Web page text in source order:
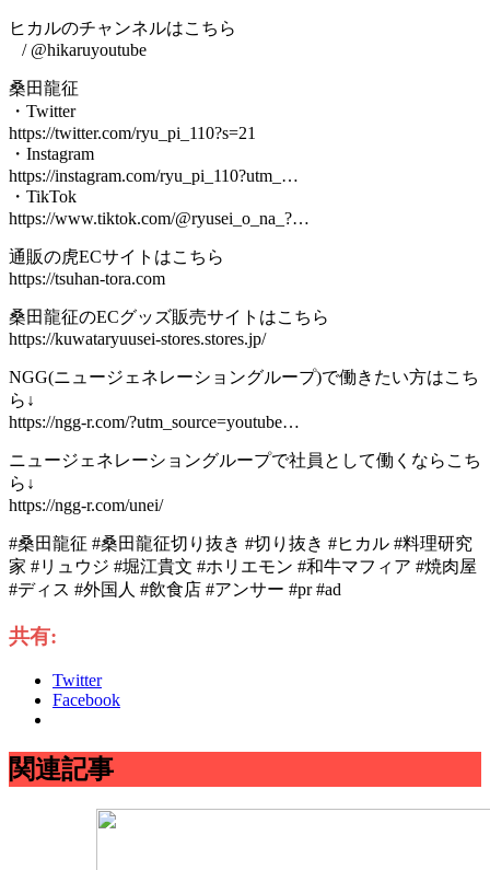
ヒカルのチャンネルはこちら
/ @hikaruyoutube
桑田龍征
・Twitter
https://twitter.com/ryu_pi_110?s=21
・Instagram
https://instagram.com/ryu_pi_110?utm_…
・TikTok
https://www.tiktok.com/@ryusei_o_na_?…
通販の虎ECサイトはこちら
https://tsuhan-tora.com
桑田龍征のECグッズ販売サイトはこちら
https://kuwataryuusei-stores.stores.jp/
NGG(ニュージェネレーショングループ)で働きたい方はこち
ら↓
https://ngg-r.com/?utm_source=youtube…
ニュージェネレーショングループで社員として働くならこち
ら↓
https://ngg-r.com/unei/
#桑田龍征 #桑田龍征切り抜き #切り抜き #ヒカル #料理研究
家 #リュウジ #堀江貴文 #ホリエモン #和牛マフィア #焼肉屋
#ディス #外国人 #飲食店 #アンサー #pr #ad
共有:
Twitter
Facebook
関連記事